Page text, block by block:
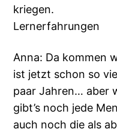
kriegen.
Lernerfahrungen
Anna: Da kommen
ist jetzt schon so
paar Jahren… aber
gibt’s noch jede
auch noch die als